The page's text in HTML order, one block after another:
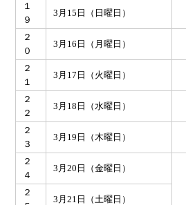
１
９
3月15日（日曜日）
２
０
3月16日（月曜日）
２
１
3月17日（火曜日）
２
２
3月18日（水曜日）
２
３
3月19日（木曜日）
２
４
3月20日（金曜日）
２
3月21日（土曜日）